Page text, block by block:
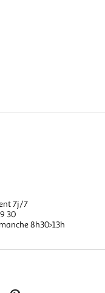
7j/7
30
8h30>13h